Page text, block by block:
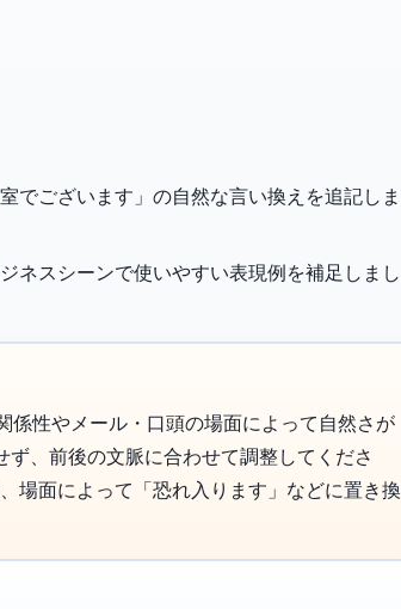
ございます」の自然な言い換えを追記しま
スシーンで使いやすい表現例を補足しまし
係性やメール・口頭の場面によって自然さが
、前後の文脈に合わせて調整してくださ
場面によって「恐れ入ります」などに置き換